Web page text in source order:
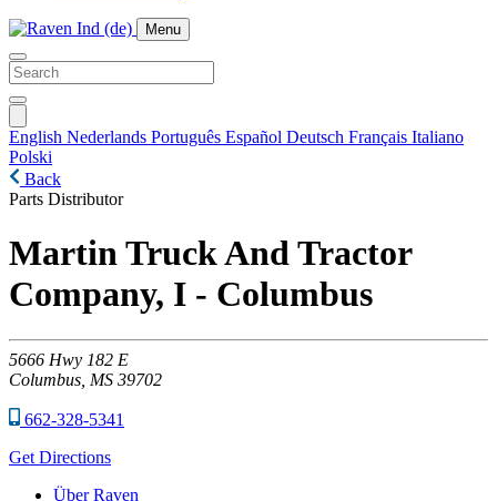
Menu
English Nederlands Português Español Deutsch Français Italiano
Polski
Back
Parts Distributor
Martin Truck And Tractor
Company, I - Columbus
5666 Hwy 182 E
Columbus, MS 39702
662-328-5341
Get Directions
Über Raven